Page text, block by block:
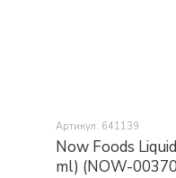
Артикул: 641139
Now Foods
ml) (NOW-